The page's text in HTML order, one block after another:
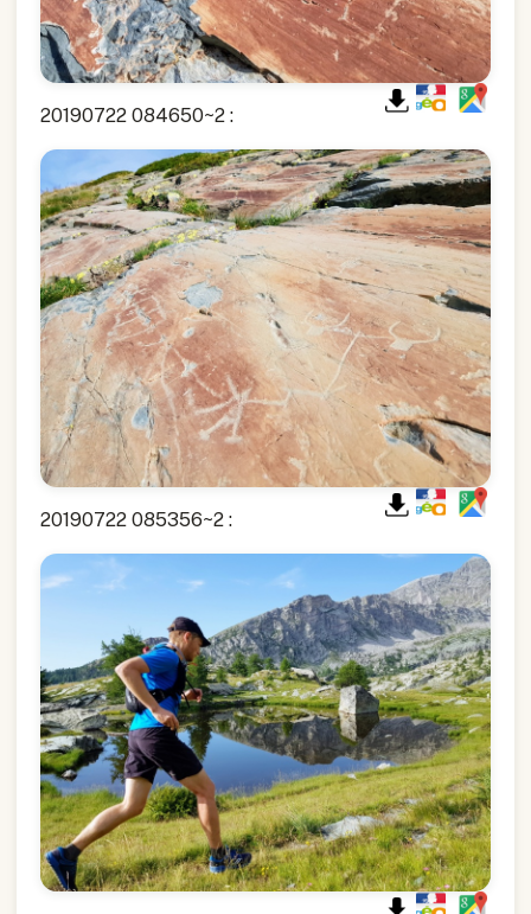
20190722 084650~2 :
20190722 085356~2 :